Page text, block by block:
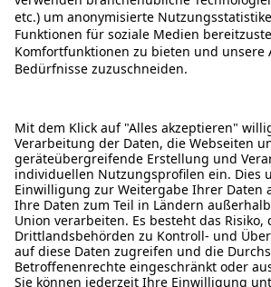
Volumen bei Jahres-Paket XS/S/L stehen ab dem
vollständig zur Verfügung. Nicht genutztes
Laufzeit. Max. Geschwindigkeit Inklusivdatenvolumen:
Mbit/s Upload, danach max. 64 kbit/s im Up-/
die technisch mögliche Maximalgeschwindigkeit. Die
Laufzeit. Nach Ablauf des 1. Vertragsjahres jederzeit
Mobilfunk: E-Plus Service GmbH (EPS), E-Plus-
Netzbetreiber: Telefónica Germany GmbH & Co. OHG.
2
Leistungserbringer der ALDI TALK
(EPS), E-Plus-Straße 1, 40472 Düsseldorf. Die EPS
der Telefónica Germany GmbH & Co. OHG. Das Netz
connect Mobilfunk- und 5G-Netztest, Heft 01/2026,
Punkte) ausgezeichnet; insgesamt wurden vergeben: 1 x
sehr gut (937 Punkte).